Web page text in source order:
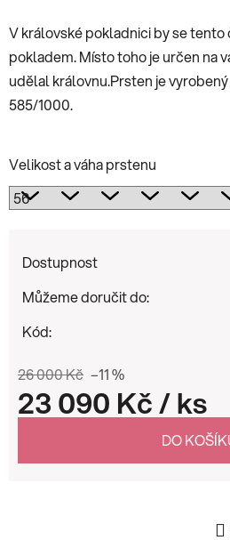
V královské pokladnici by se
pokladem. Místo toho je určen na
udělal královnu.Prsten je
585/1000.
Velikost a váha prstenu
Dostupnost
Můžeme doručit do:
Kód:
26 000 Kč –11 %
23 090 Kč/ ks
DO